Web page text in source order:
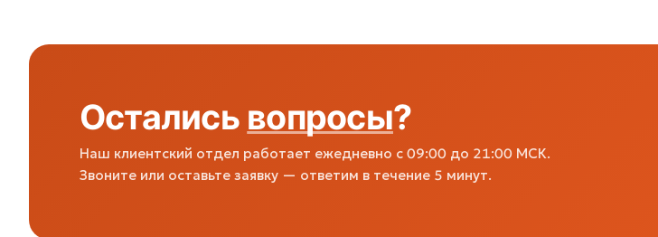
Остались вопросы?
Наш клиентский отдел работает ежедневно с 09:00 до 21:00 МСК.
Звоните или оставьте заявку — ответим в течение 5 минут.